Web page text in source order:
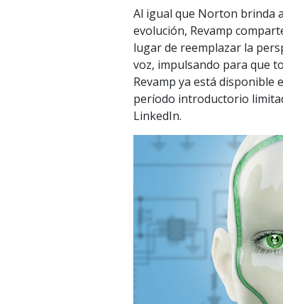
Al igual que Norton brinda
evolución, Revamp
lugar de reemplazar la
voz, impulsando para que
Revamp ya está
período introductorio
LinkedIn.